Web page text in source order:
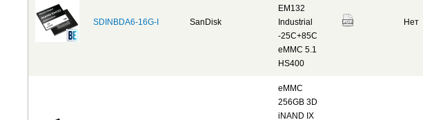
SDINBDA6-16G-I SanDisk
EM132
Industrial
-25C+85C
eMMC 5.1
HS400
Нет
eMMC
256GB 3D
iNAND IX